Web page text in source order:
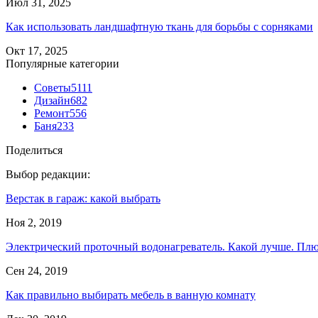
Июл 31, 2025
Как использовать ландшафтную ткань для борьбы с сорняками
Окт 17, 2025
Популярные категории
Советы5111
Дизайн682
Ремонт556
Баня233
Поделиться
Выбор редакции:
Верстак в гараж: какой выбрать
Ноя 2, 2019
Электрический проточный водонагреватель. Какой лучше.
Сен 24, 2019
Как правильно выбирать мебель в ванную комнату